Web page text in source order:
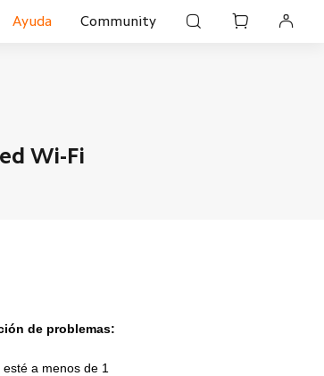
Ayuda Community
Wi-Fi
de problemas:
a menos de 1